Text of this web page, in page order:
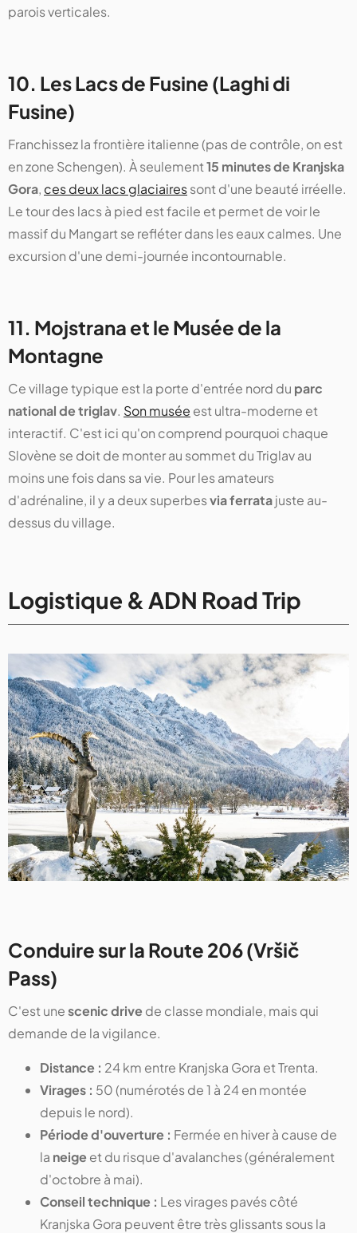
parois verticales.
10. Les Lacs de Fusine (Laghi di
Fusine)
Franchissez la frontière italienne (pas de contrôle, on est
en zone Schengen). À seulement15 minutes de Kranjska
Gora, ces deux lacs glaciairessont d'une beauté irréelle.
Le tour des lacs à pied est facile et permet de voir le
massif du Mangart se refléter dans les eaux calmes. Une
excursion d'une demi-journée incontournable.
11. Mojstrana et le Musée de la
Montagne
Ce village typique est la porte d'entrée nord du parc
national de triglav. Son musée est ultra-moderne et
interactif. C'est ici qu'on comprend pourquoi chaque
Slovène se doit de monter au sommet du Triglav au
moins une fois dans sa vie. Pour les amateurs
d'adrénaline, il y a deux superbesvia ferratajuste au-
dessus du village.
Logistique & ADN Road Trip
Conduire sur la Route 206 (Vršič
Pass)
C'est unescenic drivede classe mondiale, mais qui
demande de la vigilance.
Distance : 24 km entre Kranjska Gora et Trenta.
Virages : 50 (numérotés de 1 à 24 en montée
depuis le nord).
Période d'ouverture : Fermée en hiver à cause de
la neigeet du risque d'avalanches (généralement
d'octobre à mai).
Conseil technique : Les virages pavés côté
Kranjska Gora peuvent être très glissants sous la